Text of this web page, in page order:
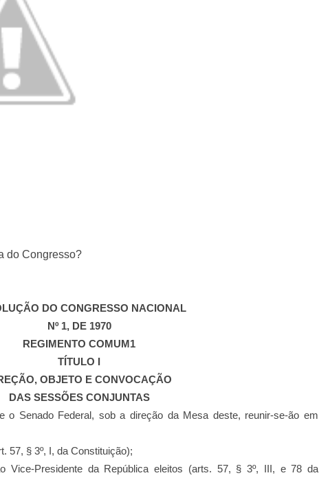
do Congresso?
DO CONGRESSO NACIONAL
Nº 1, DE 1970
REGIMENTO COMUM1
TÍTULO I
OBJETO E CONVOCAÇÃO
DAS SESSÕES CONJUNTAS
o Senado Federal, sob a direção da Mesa deste, reunir-se-ão em
57, § 3º, I, da Constituição);
Presidente da República eleitos (arts. 57, § 3º, III, e 78 da